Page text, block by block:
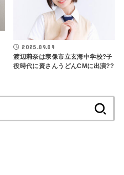
2025.09.09
渡辺莉奈は宗像市立玄海中学校?子
役時代に資さんうどんCMに出演??
索: